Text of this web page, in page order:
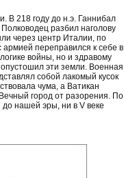
В 218 году до н.э. Ганнибал
разбил наголову
через центр Италии, по
переправился к себе в
войны, но и здравому
эти земли. Военная
собой лакомый кусок
чума, а Ватикан
город от разорения. По
нашей эры, ни в V веке